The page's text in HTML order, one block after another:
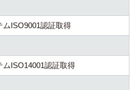
ISO9001認証取得
ISO14001認証取得